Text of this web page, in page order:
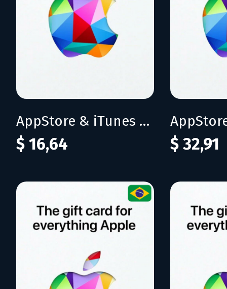
AppStore & iTunes 75 BRL
$ 16,64 $ 32,91